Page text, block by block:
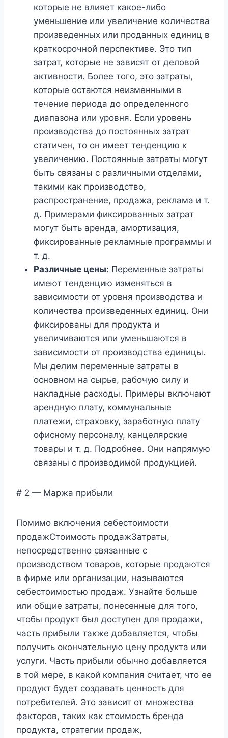
которые не влияет какое-либо
уменьшение или увеличение количества
произведенных или проданных единиц в
краткосрочной перспективе. Это тип
затрат, которые не зависят от деловой
активности. Более того, это затраты,
которые остаются неизменными в
течение периода до определенного
диапазона или уровня. Если уровень
производства до постоянных затрат
статичен, то он имеет тенденцию к
увеличению. Постоянные затраты могут
быть связаны с различными отделами,
такими как производство,
распространение, продажа, реклама и т.
д. Примерами фиксированных затрат
могут быть аренда, амортизация,
фиксированные рекламные программы и
т. д.
Различные цены: Переменные затраты
имеют тенденцию изменяться в
зависимости от уровня производства и
количества произведенных единиц. Они
фиксированы для продукта и
увеличиваются или уменьшаются в
зависимости от производства единицы.
Мы делим переменные затраты в
основном на сырье, рабочую силу и
накладные расходы. Примеры включают
арендную плату, коммунальные
платежи, страховку, заработную плату
офисному персоналу, канцелярские
товары и т. д. Подробнее. Они напрямую
связаны с производимой продукцией.
# 2 — Маржа прибыли
Помимо включения себестоимости
продажСтоимость продажЗатраты,
непосредственно связанные с
производством товаров, которые продаются
в фирме или организации, называются
себестоимостью продаж. Узнайте больше
или общие затраты, понесенные для того,
чтобы продукт был доступен для продажи,
часть прибыли также добавляется, чтобы
получить окончательную цену продукта или
услуги. Часть прибыли обычно добавляется
в той мере, в какой компания считает, что ее
продукт будет создавать ценность для
потребителей. Это зависит от множества
факторов, таких как стоимость бренда
продукта, стратегии продаж,